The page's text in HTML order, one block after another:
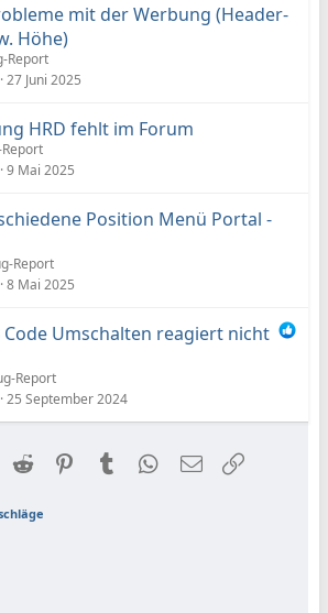
mit der Werbung (Header-
Höhe)
Report
27 Juni 2025
HRD fehlt im Forum
9 Mai 2025
Position Menü Portal -
Report
8 Mai 2025
Code Umschalten reagiert nicht
Report
25 September 2024
X (Twitter)
Reddit PinterestTumblr WhatsApp
E-Mail